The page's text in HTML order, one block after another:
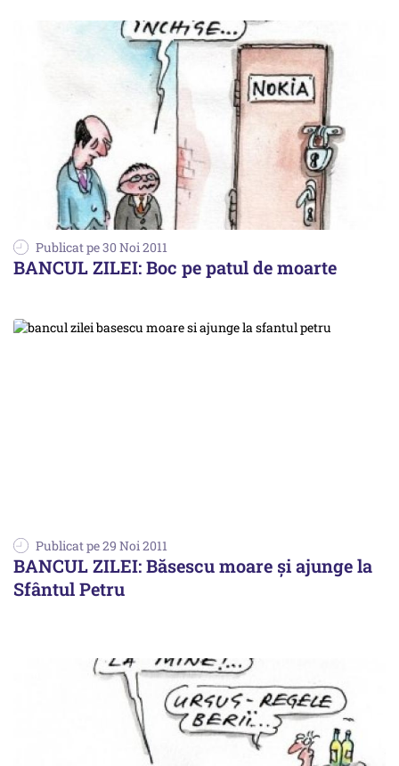
Publicat pe 30 Noi 2011
BANCUL ZILEI: Boc pe patul de moarte
Publicat pe 29 Noi 2011
BANCUL ZILEI: Băsescu moare și ajunge la
Sfântul Petru